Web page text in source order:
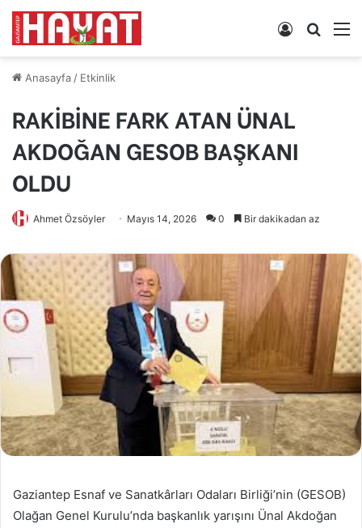
Arama
Kayıt
Anasayfa/ Etkinlik
RAKİBİNE FARK ATAN ÜNAL
AKDOĞAN GESOB BAŞKANI
OLDU
Ahmet Özsöyler Mayıs 14, 2026 0 Bir dakikadan az
Gaziantep Esnaf ve Sanatkârları Odaları Birliği’nin (GESOB)
Olağan Genel Kurulu’nda başkanlık yarışını Ünal Akdoğan